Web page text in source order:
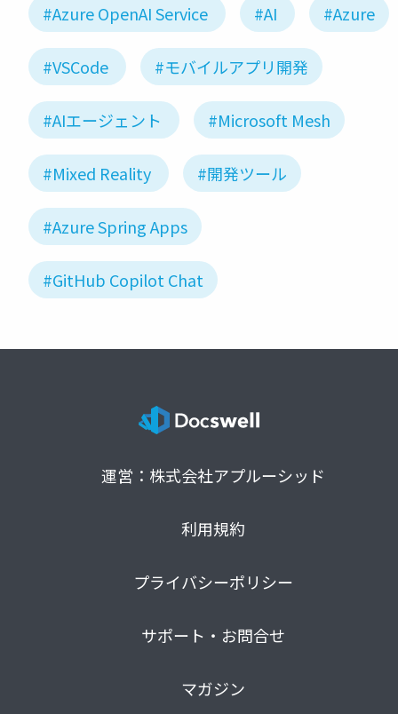
#Azure OpenAI Service #AI #Azure
#VSCode #モバイルアプリ開発
#AIエージェント #Microsoft Mesh
#Mixed Reality #開発ツール
#Azure Spring Apps
#GitHub Copilot Chat
運営：株式会社アプルーシッド
利用規約
プライバシーポリシー
サポート・お問合せ
マガジン